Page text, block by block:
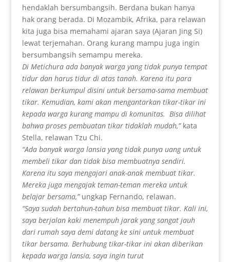
hendaklah bersumbangsih. Berdana bukan hanya
hak orang berada. Di Mozambik, Afrika, para relawan
kita juga bisa memahami ajaran saya (Ajaran Jing Si)
lewat terjemahan. Orang kurang mampu juga ingin
bersumbangsih semampu mereka.
Di Metichura ada banyak warga yang tidak punya tempat
tidur dan harus tidur di atas tanah. Karena itu para
relawan berkumpul disini untuk bersama-sama membuat
tikar. Kemudian, kami akan mengantarkan tikar-tikar ini
kepada warga kurang mampu di komunitas. Bisa dilihat
bahwa proses pembuatan tikar tidaklah mudah,” kata
Stella, relawan Tzu Chi.
“Ada banyak warga lansia yang tidak punya uang untuk
membeli tikar dan tidak bisa membuatnya sendiri.
Karena itu saya mengajari anak-anak membuat tikar.
Mereka juga mengajak teman-teman mereka untuk
belajar bersama,” ungkap Fernando, relawan.
“Saya sudah bertahun-tahun bisa membuat tikar. Kali ini,
saya berjalan kaki menempuh jarak yang sangat jauh
dari rumah saya demi datang ke sini untuk membuat
tikar bersama. Berhubung tikar-tikar ini akan diberikan
kepada warga lansia, saya ingin turut